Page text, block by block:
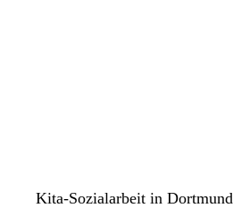
Kita-Sozialarbeit in Dortmund